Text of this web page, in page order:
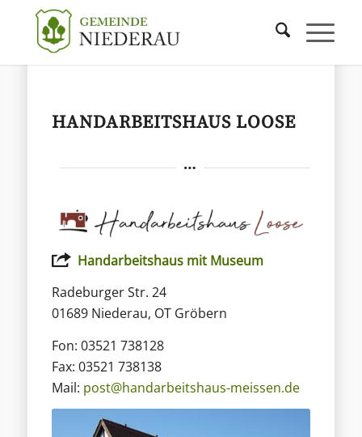
HANDARBEITSHAUS LOOSE
Handarbeitshaus mit Museum
Radeburger Str. 24
01689 Niederau, OT Gröbern
Fon: 03521 738128
Fax: 03521 738138
Mail: post@handarbeitshaus-meissen.de